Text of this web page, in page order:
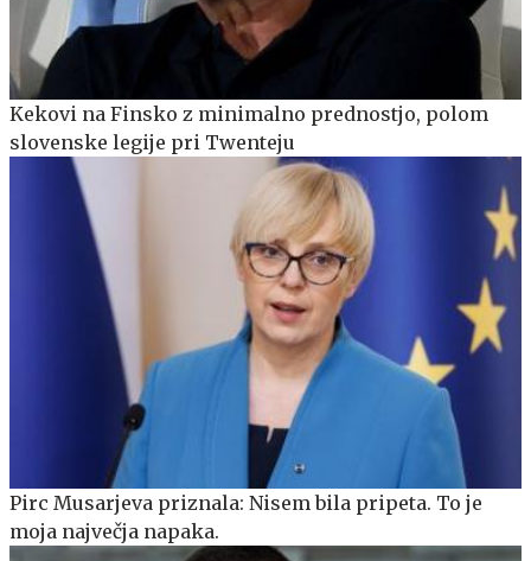
Kekovi na Finsko z minimalno prednostjo, polom
slovenske legije pri Twenteju
Pirc Musarjeva priznala: Nisem bila pripeta. To je
moja največja napaka.